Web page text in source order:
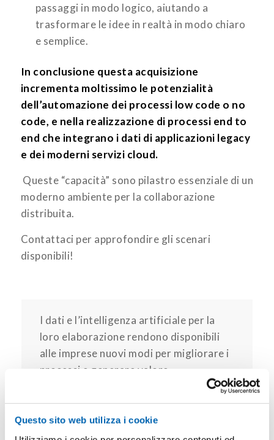
Questo sito web utilizza i cookie
passaggi in modo logico, aiutando a
trasformare le idee in realtà in modo chiaro
e semplice.
In conclusione questa acquisizione
incrementa moltissimo le potenzialità
dell’automazione dei processi low code o no
code, e nella realizzazione di processi end to
end che integrano i dati di applicazioni legacy
e dei moderni servizi cloud.
Queste “capacità” sono pilastro essenziale di un
moderno ambiente per la collaborazione
distribuita.
Contattaci per approfondire gli scenari
disponibili!
I dati e l’intelligenza artificiale per la
loro elaborazione rendono disponibili
alle imprese nuovi modi per migliorare i
processi e generare valore